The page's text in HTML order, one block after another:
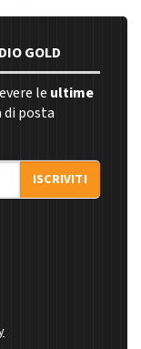
GOLD
le ultime
posta
ISCRIVITI